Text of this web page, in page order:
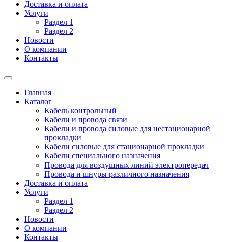
Доставка и оплата
Услуги
Раздел 1
Раздел 2
Новости
О компании
Контакты
Главная
Каталог
Кабель контрольный
Кабели и провода связи
Кабели и провода силовые для нестационарной
прокладки
Кабели силовые для стационарной прокладки
Кабели специального назначения
Провода для воздушных линий электропередач
Провода и шнуры различного назначения
Доставка и оплата
Услуги
Раздел 1
Раздел 2
Новости
О компании
Контакты